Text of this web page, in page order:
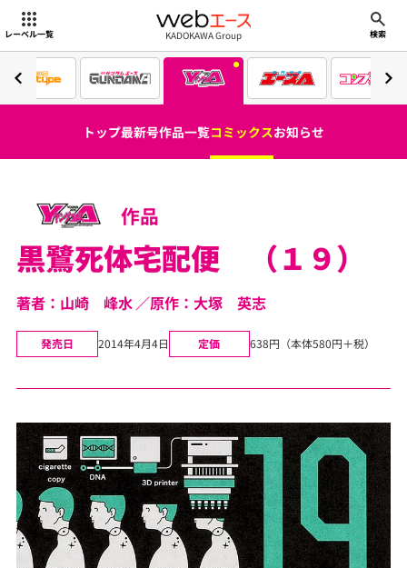
レーベル一覧 webエース
KADOKAWA Group 検索
トップ最新号作品一覧コミックスお知らせ
作品
黒鷺死体宅配便 （１９）
著者：山崎 峰水 原作：大塚 英志
発売日 2014年4月4日 定価 638円（本体580円＋税）